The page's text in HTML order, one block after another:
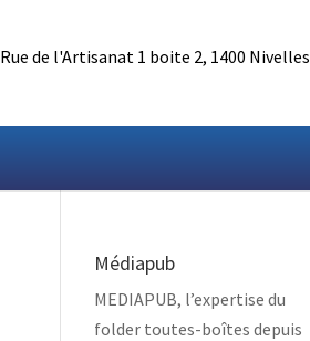
Rue de l'Artisanat 1 boite 2, 1400 Nivelles
Médiapub
MEDIAPUB, l’expertise du
folder toutes-boîtes depuis